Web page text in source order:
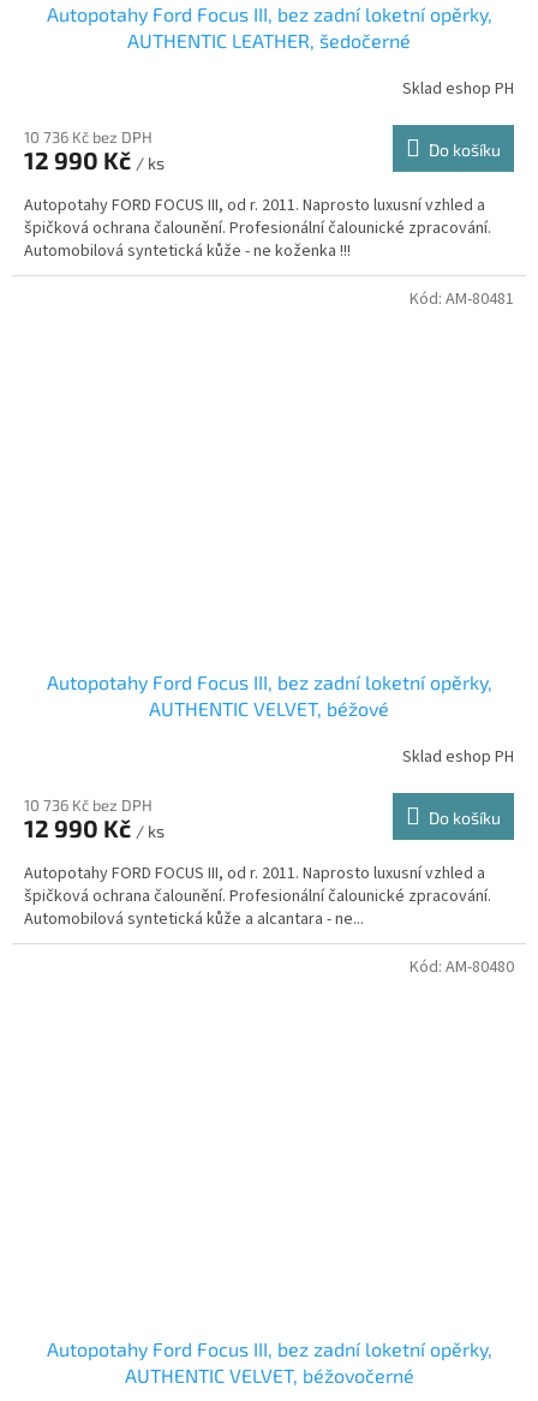
Autopotahy Ford Focus III, bez zadní loketní opěrky,
AUTHENTIC LEATHER, šedočerné
Sklad eshop PH
10 736 Kč bez DPH
12 990 Kč / ks
Do košíku
Autopotahy FORD FOCUS III, od r. 2011. Naprosto luxusní vzhled a
špičková ochrana čalounění. Profesionální čalounické zpracování.
Automobilová syntetická kůže - ne koženka !!!
Autopotahy Ford Focus III, bez zadní loketní opěrky,
AUTHENTIC VELVET, béžové
Sklad eshop PH
10 736 Kč bez DPH
12 990 Kč / ks
Do košíku
Autopotahy FORD FOCUS III, od r. 2011. Naprosto luxusní vzhled a
špičková ochrana čalounění. Profesionální čalounické zpracování.
Automobilová syntetická kůže a alcantara - ne...
Kód: AM-80481
Autopotahy Ford Focus III, bez zadní loketní opěrky,
AUTHENTIC VELVET, béžovočerné
Kód: AM-80480